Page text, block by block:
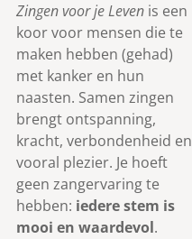
Zingen voor je Levenis een
koor voor mensen die te
maken hebben (gehad)
met kanker en hun
naasten. Samen zingen
brengt ontspanning,
kracht, verbondenheid en
vooral plezier. Je hoeft
geen zangervaring te
hebben: iedere stem is
mooi en waardevol.